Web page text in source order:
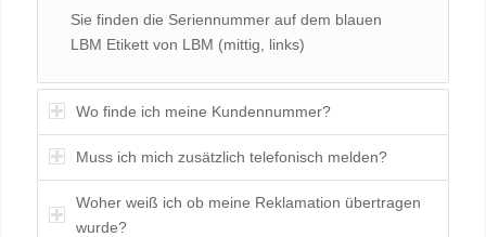
Sie finden die Seriennummer auf dem blauen
LBM Etikett von LBM (mittig, links)
Wo finde ich meine Kundennummer?
Muss ich mich zusätzlich telefonisch melden?
Woher weiß ich ob meine Reklamation übertragen
wurde?